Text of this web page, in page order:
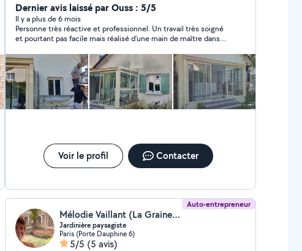
chantier Protéction des surfaces avec bache -
Auverture de fissures Application de sous couche
,impréssion - Pose de Peinture satin, mat, glycéro
,velours -pose d'enduit graissage, finition, rebouchage
Prestonett -Préparation des murs à peindre -Pose de
bondes à joint , papier,armée -Pose de toile et fibre de
verre -pose de papier peint a motifs et simple -Pose
peinture griffé et raviver -pose de cuisine complèt -
Pose de peinture décorative, sicilia , galaxy -Pose de
Electricité,Plomberie -tout travaux de maçonnerie
Intérieur et Extérieur Chape béton, Clôture parpaing et
bois Enduit à motifs Pavé n'hesitez pas à me contacte
tout l'île de-France Devis gratuit , Chiffrage possible sur
Dernier avis laissé par Ouss : 5/5
Il y a plus de 6 mois
Personne très réactive et professionnel. Un travail très soigné
et pourtant pas facile mais réalisé d’une main de maître dans
Voir le profil Contacter
Auto-entrepreneur
Mélodie Vaillant (La Graine Parisienne)
Jardinière paysagiste
Paris (Porte Dauphine 6)
5/5 (5 avis)